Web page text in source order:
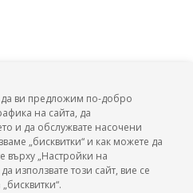
да ви предложим по-добро
на сайта, да
и да обслужвате насочени
„бисквитки“ и как можете да
върху „Настройки на
използвате този сайт, вие се